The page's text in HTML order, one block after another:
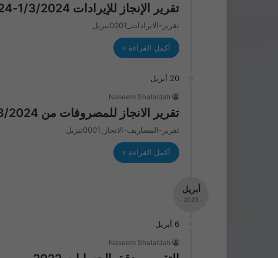
تقرير الإنجاز للإيرادات 1/3/2024-31/3/2024
تقرير-الايرادات_0001تنزيل
أكمل القراءة »
20 أبريل
Naseem Shalaldah
تقرير الانجاز للمصروفات من 1/3/2024-31/3/2024
تقرير-المصاريف-الانجاز_0001تنزيل
أكمل القراءة »
أبريل
- 2023 -
6 أبريل
Naseem Shalaldah